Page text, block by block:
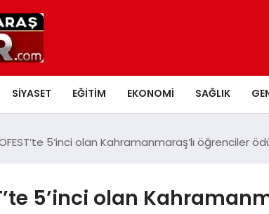
SIYASET EĞITIM EKONOMI SAĞLIK
5’inci olan Kahramanmaraş’lı öğrenciler
5’inci olan